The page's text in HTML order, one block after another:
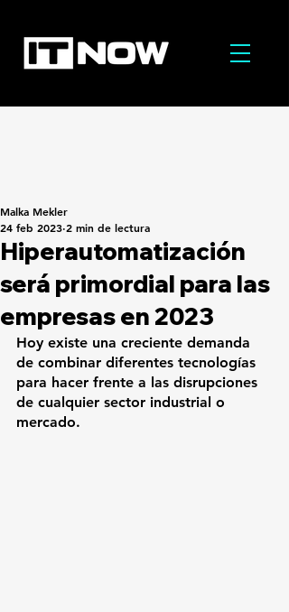
Hiperautomatización
será primordial para las
empresas en 2023
Malka Mekler
24 feb 2023 2 min de lectura
Hoy existe una creciente demanda
de combinar diferentes tecnologías
para hacer frente a las disrupciones
de cualquier sector industrial o
mercado.